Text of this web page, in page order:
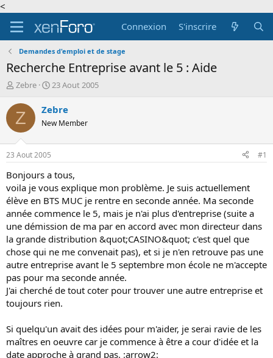
<
Connexion
S'inscrire
Demandes d'emploi et de stage
Recherche Entreprise avant le 5 : Aide
A
t
e
r
d
e
l
a
d
i
s
c
u
s
s
i
o
n
Zebre
D
t
d
é
b
t
23 Aout 2005
Z Zebre
New Member
23 Aout 2005 #1
Bonjours a tous,
voila je vous explique mon problème. Je suis actuellement
élève en BTS MUC je rentre en seconde année. Ma seconde
année commence le 5, mais je n'ai plus d'entreprise (suite a
une démission de ma par en accord avec mon directeur dans
la grande distribution &quot;CASINO&quot; c'est quel que
chose qui ne me convenait pas), et si je n'en retrouve pas une
autre entreprise avant le 5 septembre mon école ne m'accepte
pas pour ma seconde année.
J'ai cherché de tout coter pour trouver une autre entreprise et
toujours rien.
Si quelqu'un avait des idées pour m'aider, je serai ravie de les
maîtres en oeuvre car je commence à être a cour d'idée et la
date approche à grand pas. :arrow2: